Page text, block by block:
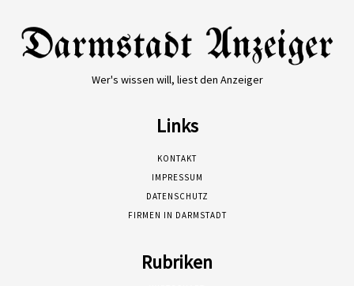
Wer's wissen will, liest den Anzeiger
Links
KONTAKT
IMPRESSUM
DATENSCHUTZ
FIRMEN IN DARMSTADT
Rubriken